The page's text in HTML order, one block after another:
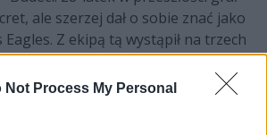
Not Process My Personal
ale szerzej dał o sobie znać jako
Eagles. Z ekipą tą wystąpił na trzech
z czasem zasilając szeregi
Tam jednak wyniki nie były już tak
maja brytyjska organizacja